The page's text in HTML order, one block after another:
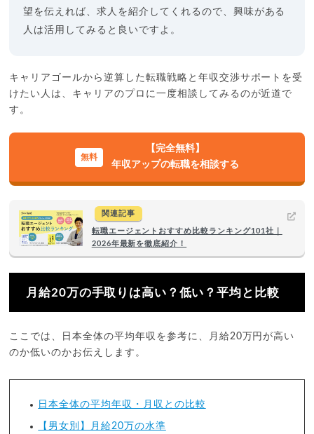
望を伝えれば、求人を紹介してくれるので、興味がある
人は活用してみると良いですよ。
キャリアゴールから逆算した転職戦略と年収交渉サポートを受
けたい人は、キャリアのプロに一度相談してみるのが近道で
す。
【完全無料】
年収アップの転職を相談する
関連記事
転職エージェントおすすめ比較ランキング101社｜
2026年最新を徹底紹介！
月給20万の手取りは高い？低い？平均と比較
ここでは、日本全体の平均年収を参考に、月給20万円が高い
のか低いのかお伝えします。
日本全体の平均年収・月収との比較
【男女別】月給20万の水準